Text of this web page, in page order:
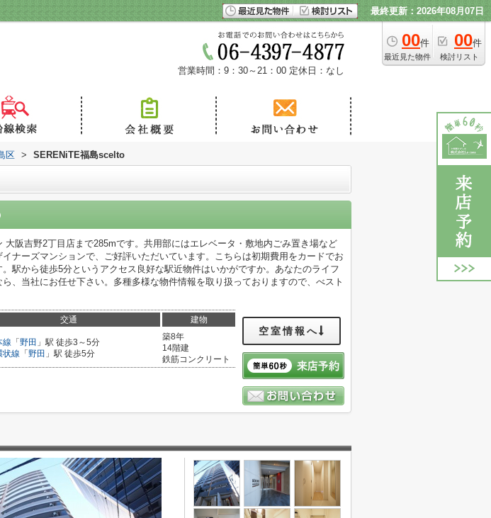
最終更新：2026年08月07日
00件
最近見た物件
00件
検討リスト
営業時間：9：30～21：00 定休日：なし
区 > SERENiTE福島scelto
大阪吉野2丁目店まで285mです。共用部にはエレベータ・敷地内ごみ置き場など
ナーズマンションで、ご好評いただいています。こちらは初期費用をカードでお
駅から徒歩5分というアクセス良好な駅近物件はいかがですか。あなたのライフ
、当社にお任せ下さい。多種多様な物件情報を取り扱っておりますので、べスト
交通 建物
線 「 野田 」駅 徒歩3～5分
状線 「 野田 」駅 徒歩5分
築8年
14階建
鉄筋コンクリート
空室情報へ